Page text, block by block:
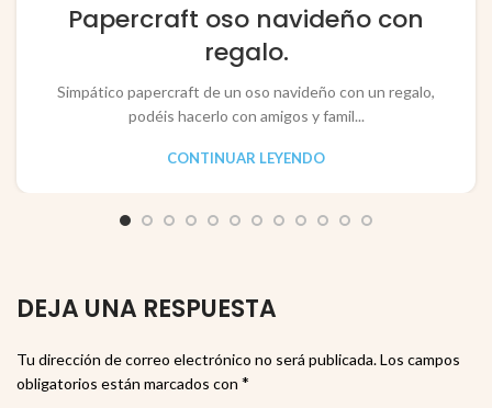
RECORTABLES PAPERCRAFT
Papercraft oso navideño con
regalo.
Simpático papercraft de un oso navideño con un regalo,
podéis hacerlo con amigos y famil...
CONTINUAR LEYENDO
DEJA UNA RESPUESTA
Tu dirección de correo electrónico no será publicada.Los campos
obligatorios están marcados con *